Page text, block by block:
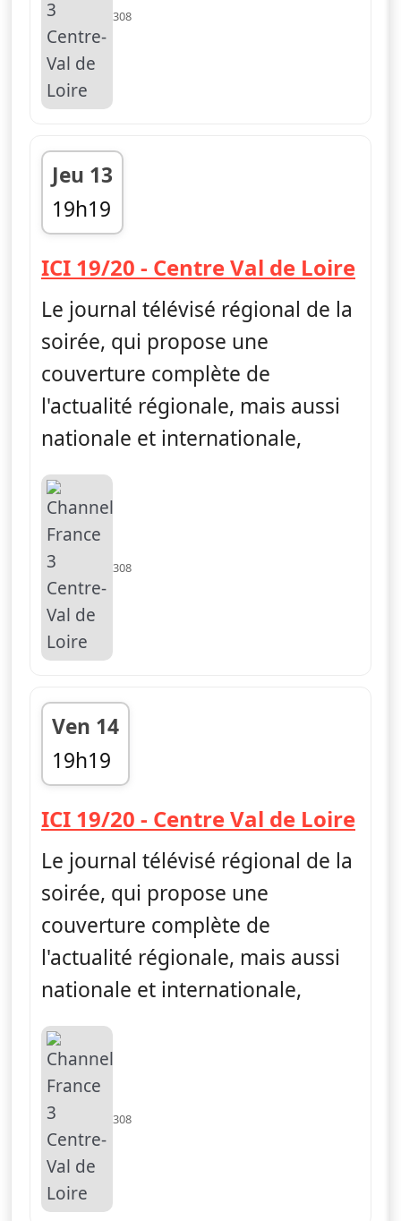
308
Jeu 13
19h19
fin 19h48
ICI 19/20 - Centre Val de Loire—
Le journal télévisé régional de la
soirée, qui propose une
couverture complète de
l'actualité régionale, mais aussi
nationale et internationale,
308
Ven 14
19h19
fin 19h48
ICI 19/20 - Centre Val de Loire—
Le journal télévisé régional de la
soirée, qui propose une
couverture complète de
l'actualité régionale, mais aussi
nationale et internationale,
308